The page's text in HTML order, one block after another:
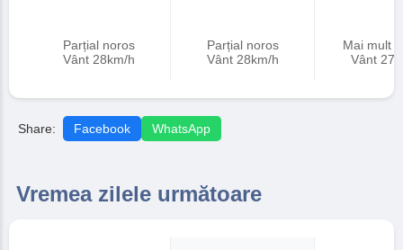
Parțial noros
Vânt 28km/h
Parțial noros
Vânt 28km/h
Mai mult
Vânt
Share: Facebook WhatsApp
Vremea zilele următoare